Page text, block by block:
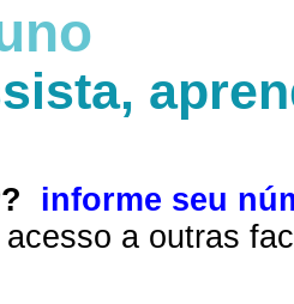
informe seu
a outras